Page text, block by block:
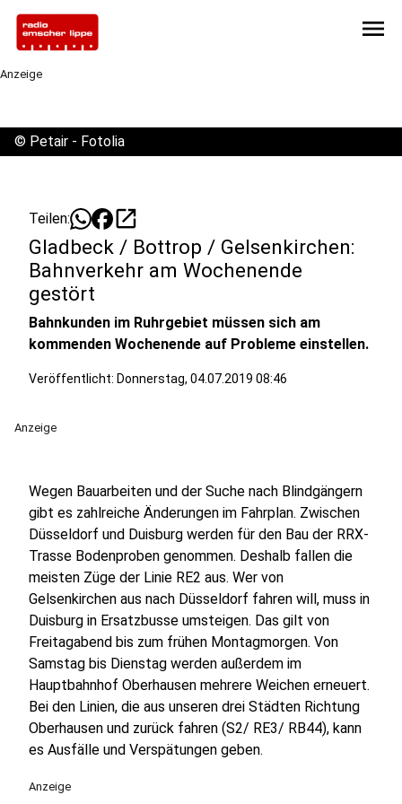
menu
Anzeige
© Petair - Fotolia
Teilen: open_in_new
Gladbeck / Bottrop / Gelsenkirchen:
Bahnverkehr am Wochenende
gestört
Bahnkunden im Ruhrgebiet müssen sich am
kommenden Wochenende auf Probleme einstellen.
Veröffentlicht: Donnerstag, 04.07.2019 08:46
Anzeige
Wegen Bauarbeiten und der Suche nach Blindgängern
gibt es zahlreiche Änderungen im Fahrplan. Zwischen
Düsseldorf und Duisburg werden für den Bau der RRX-
Trasse Bodenproben genommen. Deshalb fallen die
meisten Züge der Linie RE2 aus. Wer von
Gelsenkirchen aus nach Düsseldorf fahren will, muss in
Duisburg in Ersatzbusse umsteigen. Das gilt von
Freitagabend bis zum frühen Montagmorgen. Von
Samstag bis Dienstag werden außerdem im
Hauptbahnhof Oberhausen mehrere Weichen erneuert.
Bei den Linien, die aus unseren drei Städten Richtung
Oberhausen und zurück fahren (S2/ RE3/ RB44), kann
es Ausfälle und Verspätungen geben.
Anzeige